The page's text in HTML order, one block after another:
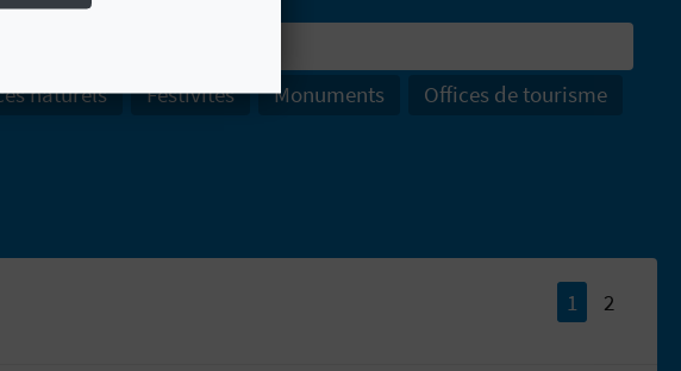
naturels Festivités Monuments
Offices de tourisme
1 2